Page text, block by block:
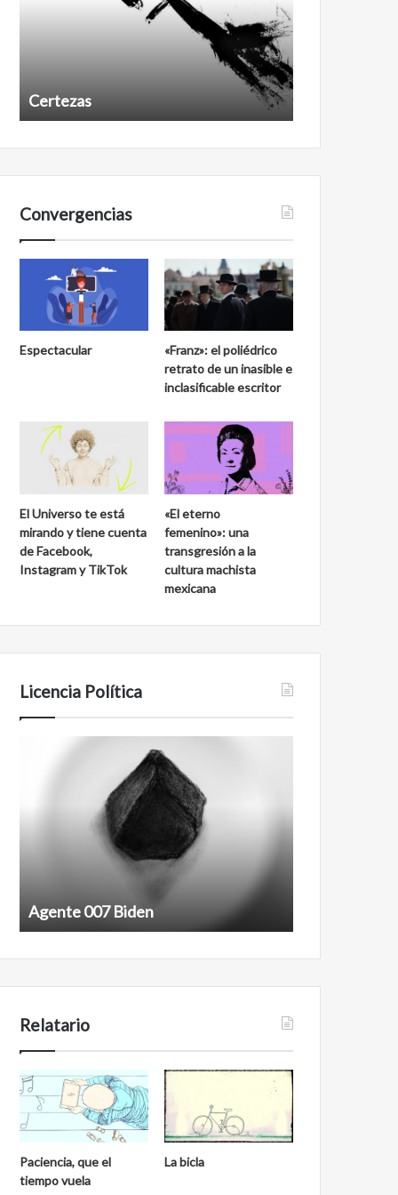
Certezas
Convergencias
Espectacular
«Franz»: el poliédrico
retrato de un inasible e
inclasificable escritor
El Universo te está
mirando y tiene cuenta
de Facebook,
Instagram y TikTok
«El eterno
femenino»: una
transgresión a la
cultura machista
mexicana
Licencia Política
Agente 007 Biden
Relatario
Paciencia, que el
tiempo vuela
La bicla